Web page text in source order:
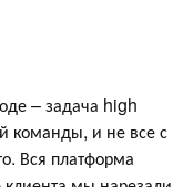
– задача high
команды, и не все с
Вся платформа